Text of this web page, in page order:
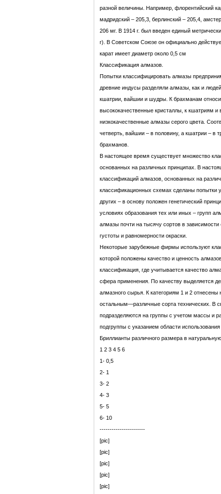
разной величины. Например, флорентийский
мадридский – 205,3, берлинский – 205,4,
206 мг. В 1914 г. был введен единый
г). В Советском Союзе он официально
карат имеет диаметр около 0,5 см
Классификация алмазов.
Попытки классифицировать алмазы
древние индусы разделяли алмазы, как и
кшатрии, вайшии и шудры. К брахманам
высококачественные кристаллы, к кшатриям
низкокачественные алмазы серого цвета.
четверть, вайшии – в половину, а кшатрии – в
брахманов.
В настоящее время существует множество
основанных на различных принципах. В
классификаций алмазов, основанных на
классификационных схемах сделаны попытки
других – в основу положен генетический
условиях образования тех или иных – групп
алмазы почти на тысячу сортов в зависимости
густоты и равномерности окраски.
Некоторые зарубежные фирмы используют
которой положены качество и ценность
классификация, где учитывается качество
сфера применения. По качеству выделяется
алмазного сырья. К категориям 1 и 2
остальным—различные сорта технических. В
подразделяются на группы с учетом массы и
подгруппы с указанием области
Бриллианты различного размера в
1 2 3 4 5 6
1- 0,5
2- 1
3- 2
4- 3
5- 5
6- 10
-----------------------
[pic]
[pic]
[pic]
[pic]
[pic]